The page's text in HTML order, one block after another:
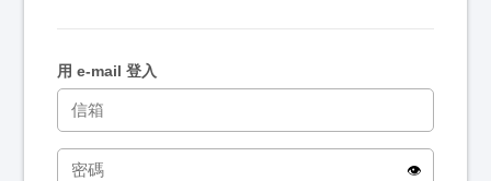
用 e-mail 登入
👁️